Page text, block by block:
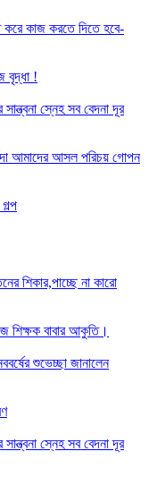
করে কাজ করতে দিতে হবে-
বৃদ্ধা !
স্নেহ সব বেদনা দূর
আমাদের আসল পরিচয় গোপন
শিকার,পাচ্ছে না কারো
শিক্ষক বাবার আকুতি।
শুভেচ্ছা জানালেন
স্নেহ সব বেদনা দূর